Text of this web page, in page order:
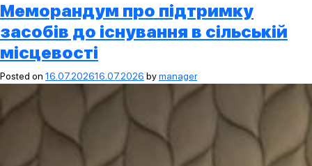
Меморандум про підтримку
засобів до існування в сільській
місцевості
Posted on 16.07.202616.07.2026 bymanager